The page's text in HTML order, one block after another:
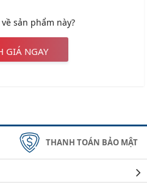
sản phẩm này?
GIÁ NGAY
THANH TOÁN BẢO MẬT